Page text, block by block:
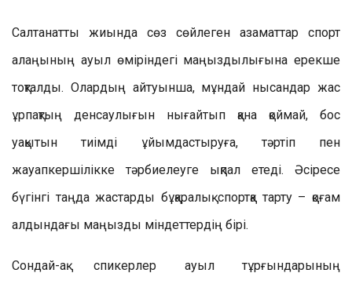
Салтанатты жиында сөз сөйлеген азаматтар спорт
алаңының ауыл өміріндегі маңыздылығына ерекше
тоқталды. Олардың айтуынша, мұндай нысандар жас
ұрпақтың денсаулығын нығайтып қана қоймай, бос
уақытын тиімді ұйымдастыруға, тәртіп пен
жауапкершілікке тәрбиелеуге ықпал етеді. Әсіресе
бүгінгі таңда жастарды бұқаралық спортқа тарту – қоғам
алдындағы маңызды міндеттердің бірі.
Сондай-ақ спикерлер ауыл тұрғындарының